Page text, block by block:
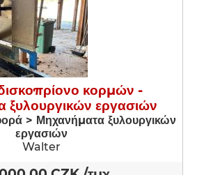
κορμών -
ξυλουργικών εργασιών
> Μηχανήματα ξυλουργικών
εργασιών
Walter